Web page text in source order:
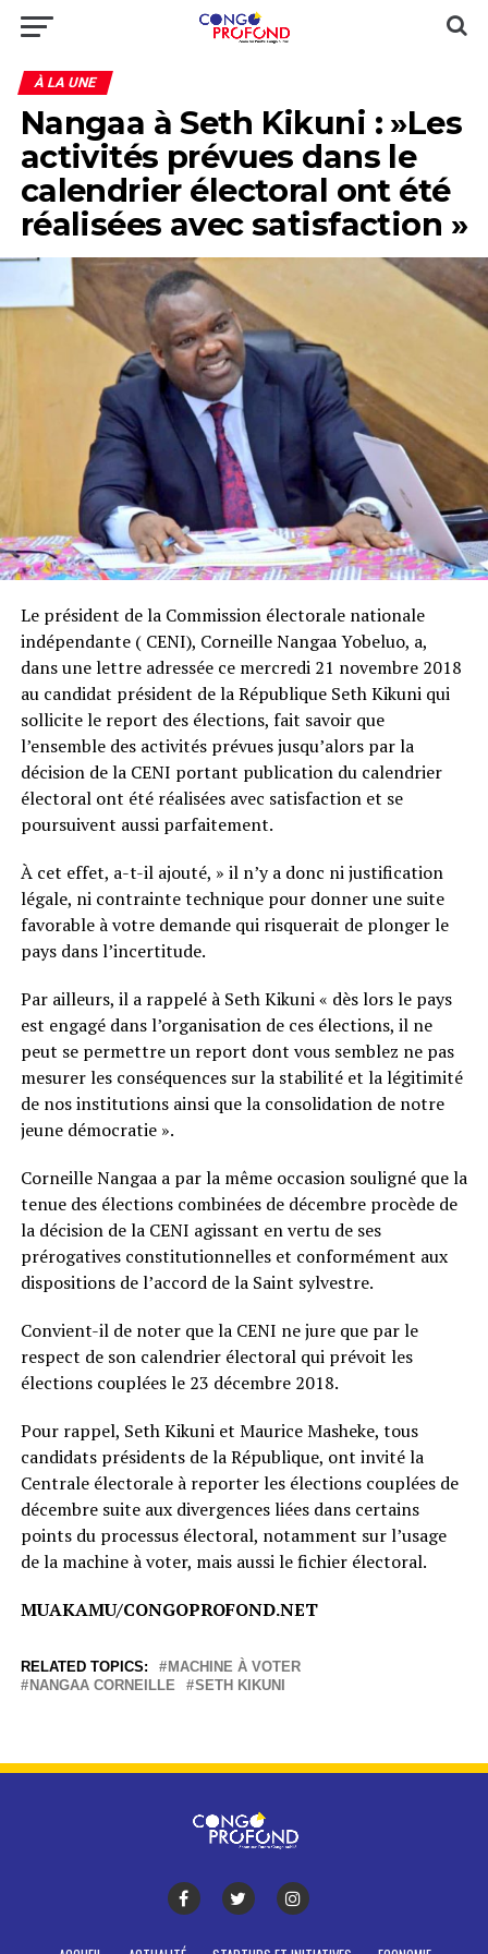
À LA UNE
Nangaa à Seth Kikuni : »Les
activités prévues dans le
calendrier électoral ont été
réalisées avec satisfaction »
Le président de la Commission électorale nationale
indépendante ( CENI), Corneille Nangaa Yobeluo, a,
dans une lettre adressée ce mercredi 21 novembre 2018
au candidat président de la République Seth Kikuni qui
sollicite le report des élections, fait savoir que
l’ensemble des activités prévues jusqu’alors par la
décision de la CENI portant publication du calendrier
électoral ont été réalisées avec satisfaction et se
poursuivent aussi parfaitement.
À cet effet, a-t-il ajouté, » il n’y a donc ni justification
légale, ni contrainte technique pour donner une suite
favorable à votre demande qui risquerait de plonger le
pays dans l’incertitude.
Par ailleurs, il a rappelé à Seth Kikuni « dès lors le pays
est engagé dans l’organisation de ces élections, il ne
peut se permettre un report dont vous semblez ne pas
mesurer les conséquences sur la stabilité et la légitimité
de nos institutions ainsi que la consolidation de notre
jeune démocratie ».
Corneille Nangaa a par la même occasion souligné que la
tenue des élections combinées de décembre procède de
la décision de la CENI agissant en vertu de ses
prérogatives constitutionnelles et conformément aux
dispositions de l’accord de la Saint sylvestre.
Convient-il de noter que la CENI ne jure que par le
respect de son calendrier électoral qui prévoit les
élections couplées le 23 décembre 2018.
Pour rappel, Seth Kikuni et Maurice Masheke, tous
candidats présidents de la République, ont invité la
Centrale électorale à reporter les élections couplées de
décembre suite aux divergences liées dans certains
points du processus électoral, notamment sur l’usage
de la machine à voter, mais aussi le fichier électoral.
MUAKAMU/CONGOPROFOND.NET
RELATED TOPICS:
MACHINE À VOTER
NANGAA CORNEILLE
SETH KIKUNI